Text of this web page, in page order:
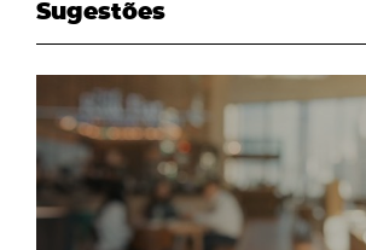
Sugestões
page